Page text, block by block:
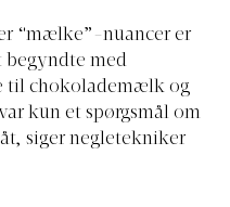
“mælke”-nuancer er
begyndte med
til chokolademælk og
kun et spørgsmål om
siger negletekniker